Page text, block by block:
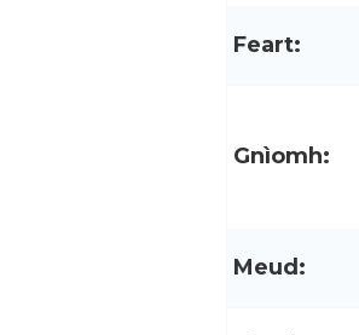
Feart:
Gnìomh:
Meud: